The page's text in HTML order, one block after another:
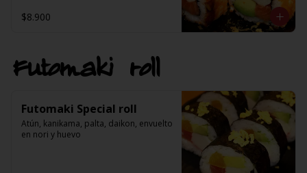
$8.900
Futomaki roll
Futomaki Special roll
Atún, kanikama, palta, daikon, envuelto
en nori y huevo